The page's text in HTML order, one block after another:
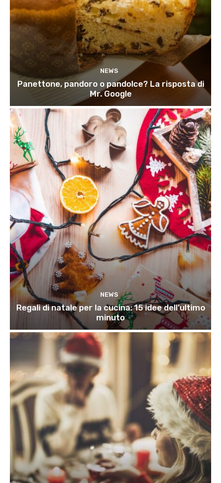
NEWS
Panettone, pandoro o pandolce? La risposta di
Mr. Google
NEWS
Regali di natale per la cucina: 15 idee dell’ultimo
minuto